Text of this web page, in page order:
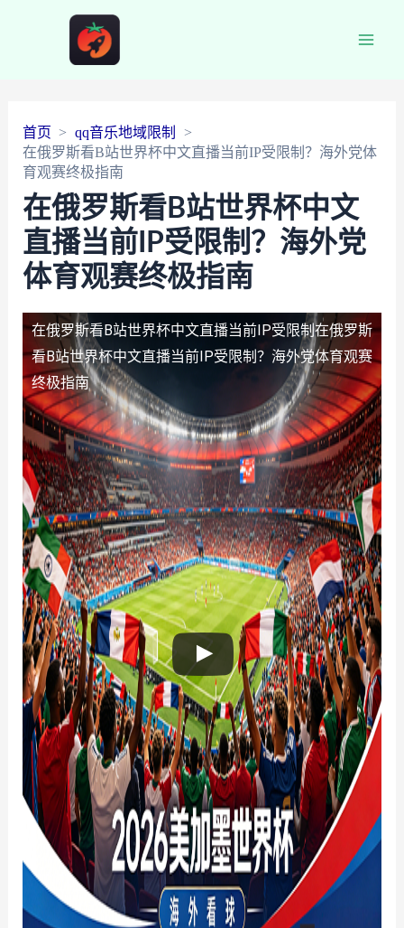
首页
qq音乐地域限制
在俄罗斯看B站世界杯中文直播当前IP受限制？海外党体
育观赛终极指南
在俄罗斯看B站世界杯中文
直播当前IP受限制？海外党
体育观赛终极指南
在俄罗斯看B站世界杯中文直播当前IP受限制在俄罗斯
看B站世界杯中文直播当前IP受限制？海外党体育观赛
终极指南